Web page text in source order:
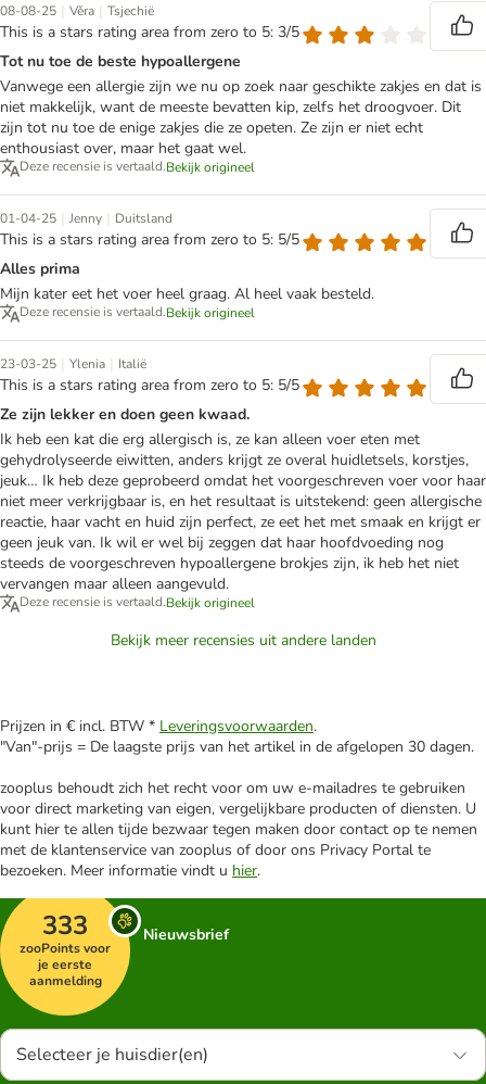
08-08-25 | Věra | Tsjechië
This is a stars rating area from zero to 5: 3/5
Tot nu toe de beste hypoallergene
Vanwege een allergie zijn we nu op zoek naar geschikte zakjes en dat is
niet makkelijk, want de meeste bevatten kip, zelfs het droogvoer. Dit
zijn tot nu toe de enige zakjes die ze opeten. Ze zijn er niet echt
enthousiast over, maar het gaat wel.
Deze recensie is vertaald.Bekijk origineel
01-04-25 | Jenny | Duitsland
This is a stars rating area from zero to 5: 5/5
Alles prima
Mijn kater eet het voer heel graag. Al heel vaak besteld.
Deze recensie is vertaald.Bekijk origineel
23-03-25 | Ylenia | Italië
This is a stars rating area from zero to 5: 5/5
Ze zijn lekker en doen geen kwaad.
Ik heb een kat die erg allergisch is, ze kan alleen voer eten met
gehydrolyseerde eiwitten, anders krijgt ze overal huidletsels, korstjes,
jeuk… Ik heb deze geprobeerd omdat het voorgeschreven voer voor haar
niet meer verkrijgbaar is, en het resultaat is uitstekend: geen allergische
reactie, haar vacht en huid zijn perfect, ze eet het met smaak en krijgt er
geen jeuk van. Ik wil er wel bij zeggen dat haar hoofdvoeding nog
steeds de voorgeschreven hypoallergene brokjes zijn, ik heb het niet
vervangen maar alleen aangevuld.
Deze recensie is vertaald.Bekijk origineel
Bekijk meer recensies uit andere landen
Prijzen in € incl. BTW * Leveringsvoorwaarden.
"Van"-prijs = De laagste prijs van het artikel in de afgelopen 30 dagen.
zooplus behoudt zich het recht voor om uw e-mailadres te gebruiken
voor direct marketing van eigen, vergelijkbare producten of diensten. U
kunt hier te allen tijde bezwaar tegen maken door contact op te nemen
met de klantenservice van zooplus of door ons Privacy Portal te
bezoeken. Meer informatie vindt u hier.
333
zooPoints voor
je eerste
aanmelding
Nieuwsbrief
Selecteer je huisdier(en)